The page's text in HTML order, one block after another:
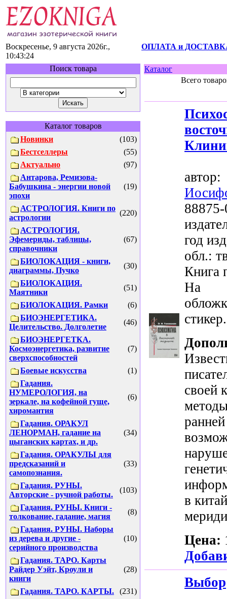
Воскресенье, 9 августа 2026г.,
10:43:24
ОПЛАТА и
Поиск товара
Каталог товаров
Новинки
(103)
Бестселлеры
(55)
Актуально
(97)
Антарова, Ремизова-
Бабушкина - энергии новой
эпохи
(19)
АСТРОЛОГИЯ. Книги по
астрологии
(220)
АСТРОЛОГИЯ.
Эфемериды, таблицы,
справочники
(67)
БИОЛОКАЦИЯ - книги,
диаграммы, Пучко
(30)
БИОЛОКАЦИЯ.
Маятники
(51)
БИОЛОКАЦИЯ. Рамки
(6)
БИОЭНЕРГЕТИКА.
Целительство. Долголетие
(46)
БИОЭНЕРГЕТКА.
Космоэнергетика, развитие
сверхспособностей
(7)
Боевые искусства
(1)
Гадания.
НУМЕРОЛОГИЯ, на
зеркале, на кофейной гуще,
хиромантия
(6)
Гадания. ОРАКУЛ
ЛЕНОРМАН, гадание на
цыганских картах, и др.
(34)
Гадания. ОРАКУЛЫ для
предсказаний и
самопознания.
(33)
Гадания. РУНЫ.
Авторские - ручной работы.
(103)
Гадания. РУНЫ. Книги -
толкование, гадание, магия
(8)
Гадания. РУНЫ. Наборы
из дерева и другие -
серийного производства
(10)
Гадания. ТАРО. Карты
Райдер Уэйт, Кроули и
книги
(28)
Гадания. ТАРО. КАРТЫ.
(231)
Каталог
Всего
год
обл.:
Книга
На
стикер.
своей
в
Цена:
Выбор